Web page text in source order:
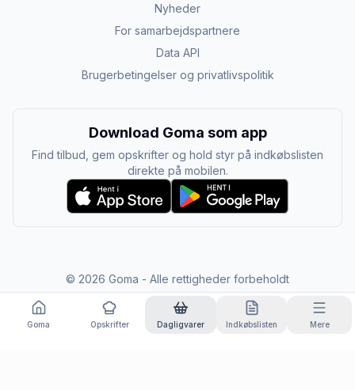
Nyheder
For samarbejdspartnere
Data API
Brugerbetingelser og privatlivspolitik
Download Goma som app
Find tilbud, gem opskrifter og hold styr på indkøbslisten
direkte på mobilen.
© 2026 Goma - Alle rettigheder forbeholdt
Goma Opskrifter Dagligvarer Indkøbslisten Mere